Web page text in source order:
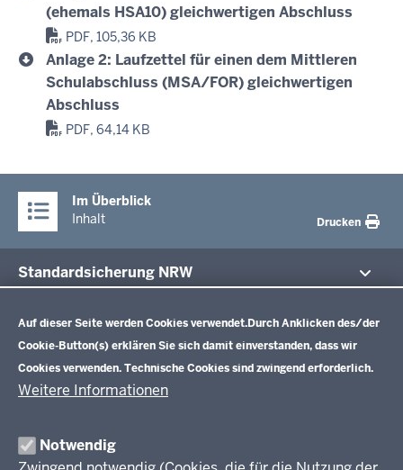
Auf dieser Seite werden Cookies verwendet.Durch Anklicken des/der
Cookie-Button(s) erklären Sie sich damit einverstanden, dass wir
Cookies verwenden. Technische Cookies sind zwingend erforderlich.
Weitere Informationen
Notwendig
(ehemals HSA10) gleichwertigen Abschluss
PDF, 105,36 KB
Anlage 2: Laufzettel für einen dem Mittleren
Schulabschluss (MSA/FOR) gleichwertigen
Abschluss
PDF, 64,14 KB
Im Überblick
Inhalt
Drucken
Standardsicherung NRW
Zentrale Prüfungen 10
Übersicht
Fächer
Termine
Zentrale Klausuren Einführungsphase
Fächer
Aufgaben der letzten Jahre
Übersicht